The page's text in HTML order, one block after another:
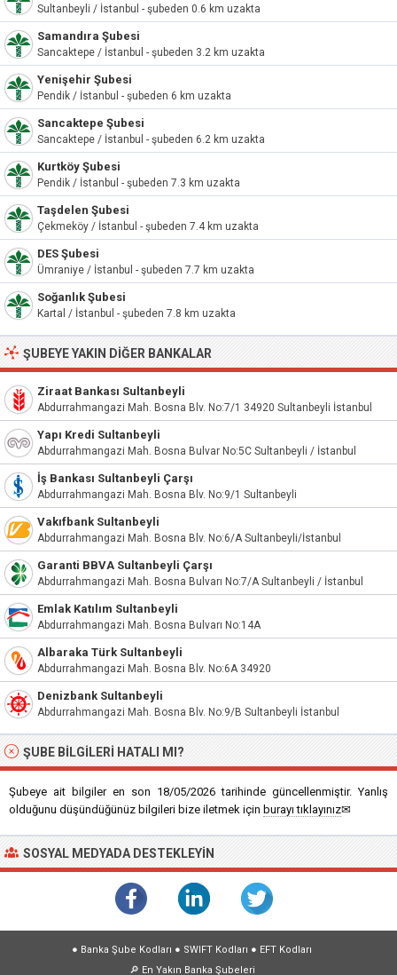
Sultanbeyli / İstanbul - şubeden 0.6 km uzakta
Samandıra Şubesi
Sancaktepe / İstanbul - şubeden 3.2 km uzakta
Yenişehir Şubesi
Pendik / İstanbul - şubeden 6 km uzakta
Sancaktepe Şubesi
Sancaktepe / İstanbul - şubeden 6.2 km uzakta
Kurtköy Şubesi
Pendik / İstanbul - şubeden 7.3 km uzakta
Taşdelen Şubesi
Çekmeköy / İstanbul - şubeden 7.4 km uzakta
DES Şubesi
Ümraniye / İstanbul - şubeden 7.7 km uzakta
Soğanlık Şubesi
Kartal / İstanbul - şubeden 7.8 km uzakta
ŞUBEYE YAKIN DIĞER BANKALAR
Ziraat Bankası Sultanbeyli
Abdurrahmangazi Mah. Bosna Blv. No:7/1 34920 Sultanbeyli İstanbul
Yapı Kredi Sultanbeyli
Abdurrahmangazi Mah. Bosna Bulvar No:5C Sultanbeyli / İstanbul
İş Bankası Sultanbeyli Çarşı
Abdurrahmangazi Mah. Bosna Blv. No:9/1 Sultanbeyli
Vakıfbank Sultanbeyli
Abdurrahmangazi Mah. Bosna Blv. No:6/A Sultanbeyli/İstanbul
Garanti BBVA Sultanbeyli Çarşı
Abdurrahmangazi Mah. Bosna Bulvarı No:7/A Sultanbeyli / İstanbul
Emlak Katılım Sultanbeyli
Abdurrahmangazi Mah. Bosna Bulvarı No:14A
Albaraka Türk Sultanbeyli
Abdurrahmangazi Mah. Bosna Blv. No:6A 34920
Denizbank Sultanbeyli
Abdurrahmangazi Mah. Bosna Blv. No:9/B Sultanbeyli İstanbul
ŞUBE BILGILERI HATALI MI?
Şubeye ait bilgiler en son 18/05/2026 tarihinde güncellenmiştir. Yanlış
olduğunu düşündüğünüz bilgileri bize iletmek için burayı tıklayınız✉
SOSYAL MEDYADA DESTEKLEYIN
● Banka Şube Kodları ● SWIFT Kodları ● EFT Kodları
🔎 En Yakın Banka Şubeleri